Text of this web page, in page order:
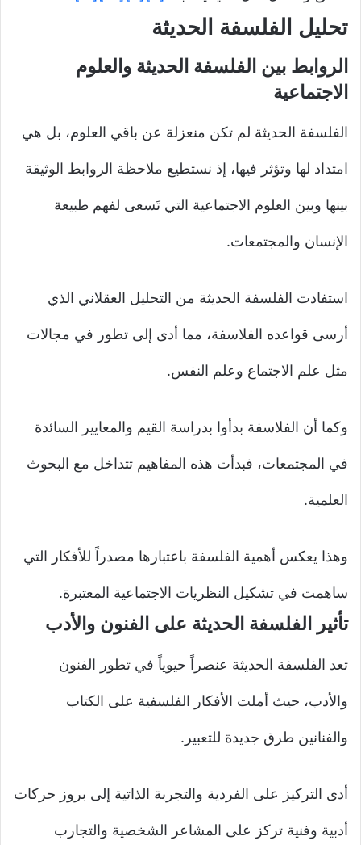
تحليل الفلسفة الحديثة
الروابط بين الفلسفة الحديثة والعلوم
الاجتماعية
الفلسفة الحديثة لم تكن منعزلة عن باقي العلوم، بل هي
امتداد لها وتؤثر فيها، إذ نستطيع ملاحظة الروابط الوثيقة
بينها وبين العلوم الاجتماعية التي تَسعى لفهم طبيعة
الإنسان والمجتمعات.
استفادت الفلسفة الحديثة من التحليل العقلاني الذي
أرسى قواعده الفلاسفة، مما أدى إلى تطور في مجالات
مثل علم الاجتماع وعلم النفس.
وكما أن الفلاسفة بدأوا بدراسة القيم والمعايير السائدة
في المجتمعات، فبدأت هذه المفاهيم تتداخل مع البحوث
العلمية.
وهذا يعكس أهمية الفلسفة باعتبارها مصدراً للأفكار التي
ساهمت في تشكيل النظريات الاجتماعية المعتبرة.
تأثير الفلسفة الحديثة على الفنون والأدب
تعد الفلسفة الحديثة عنصراً حيوياً في تطور الفنون
والأدب، حيث أملت الأفكار الفلسفية على الكتاب
والفنانين طرق جديدة للتعبير.
أدى التركيز على الفردية والتجربة الذاتية إلى بروز حركات
أدبية وفنية تركز على المشاعر الشخصية والتجارب